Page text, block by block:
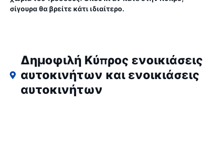
σίγουρα θα βρείτε κάτι ιδιαίτερο.
Δημοφιλή Κύπρος ενοικιάσεις
αυτοκινήτων και ενοικιάσεις
αυτοκινήτων